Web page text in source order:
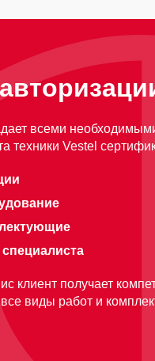
всеми
техники Vestel
клиент получает
виды работ и